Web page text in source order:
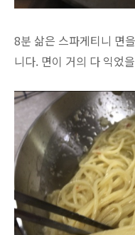
8분 삶은 스파게티니 면
니다. 면이 거의 다 익었